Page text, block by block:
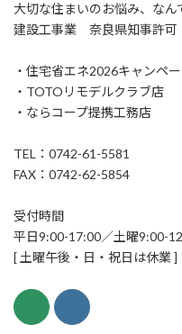
大切な住まいのお悩み、なん
建設工事業 奈良県知事許可
・住宅省エネ2026キャンペ
・TOTOリモデルクラブ店
・ならコープ提携工務店
TEL：0742-61-5581
FAX：0742-62-5854
受付時間
平日9:00-17:00／土曜9:00-
[ 土曜午後・日・祝日は休業 ]